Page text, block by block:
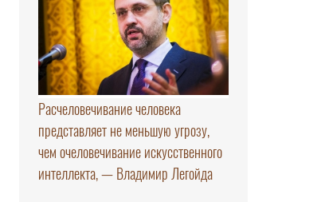
Расчеловечивание человека
представляет не меньшую угрозу,
чем очеловечивание искусственного
интеллекта, — Владимир Легойда